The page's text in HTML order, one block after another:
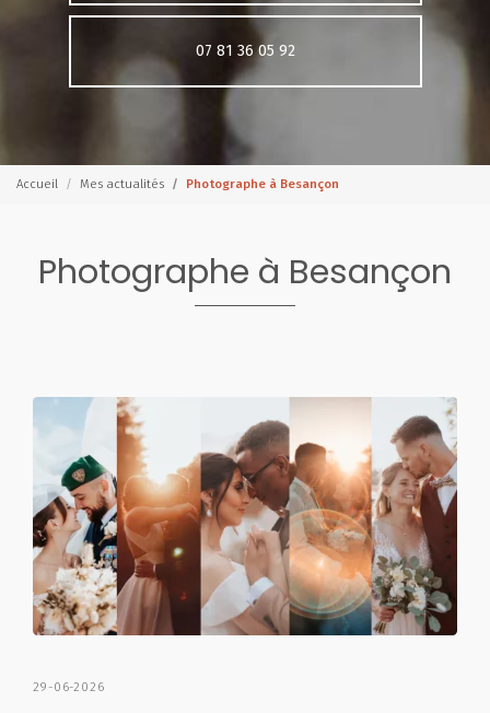
07 81 36 05 92
Accueil Mes actualités Photographe à Besançon
Photographe à Besançon
29-06-2026